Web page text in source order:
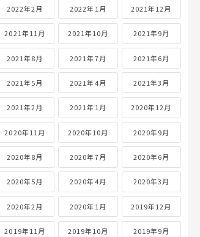
2022年2月 2022年1月 2021年12月
2021年11月 2021年10月 2021年9月
2021年8月 2021年7月 2021年6月
2021年5月 2021年4月 2021年3月
2021年2月 2021年1月 2020年12月
2020年11月 2020年10月 2020年9月
2020年8月 2020年7月 2020年6月
2020年5月 2020年4月 2020年3月
2020年2月 2020年1月 2019年12月
2019年11月 2019年10月 2019年9月